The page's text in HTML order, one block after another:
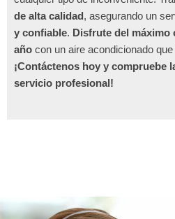
de alta calidad, asegurando un
y confiable. Disfrute del máximo
año con un aire acondicionado
¡Contáctenos hoy y compruebe
servicio profesional!